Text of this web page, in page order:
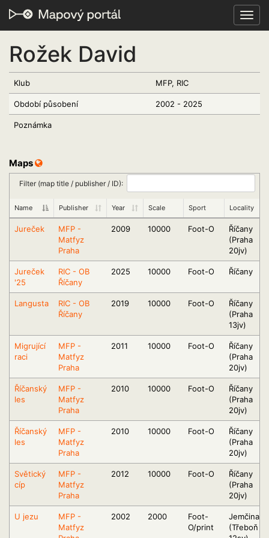
Rožek David
Klub MFP, RIC
Období působení 2002 - 2025
Poznámka
Maps
Filter (map title / publisher / ID):
Name Publisher Year Scale Sport Locality
Jureček
MFP -
Matfyz
Praha
2009 10000 Foot-O
Říčany
(Praha
20jv)
Jureček
'25
RIC - OB
Říčany
2025 10000 Foot-O Říčany
Langusta
RIC - OB
Říčany
2019 10000 Foot-O
Říčany
(Praha
13jv)
Migrující
raci
MFP -
Matfyz
Praha
2011 10000 Foot-O
Říčany
(Praha
20jv)
Říčanský
les
MFP -
Matfyz
Praha
2010 10000 Foot-O
Říčany
(Praha
20jv)
Říčanský
les
MFP -
Matfyz
Praha
2010 10000 Foot-O
Říčany
(Praha
20jv)
Světický
cíp
MFP -
Matfyz
Praha
2012 10000 Foot-O
Říčany
(Praha
20jv)
U jezu
MFP -
Matfyz
2002 2000
Foot-
O/print
Jemčina
(Třeboň